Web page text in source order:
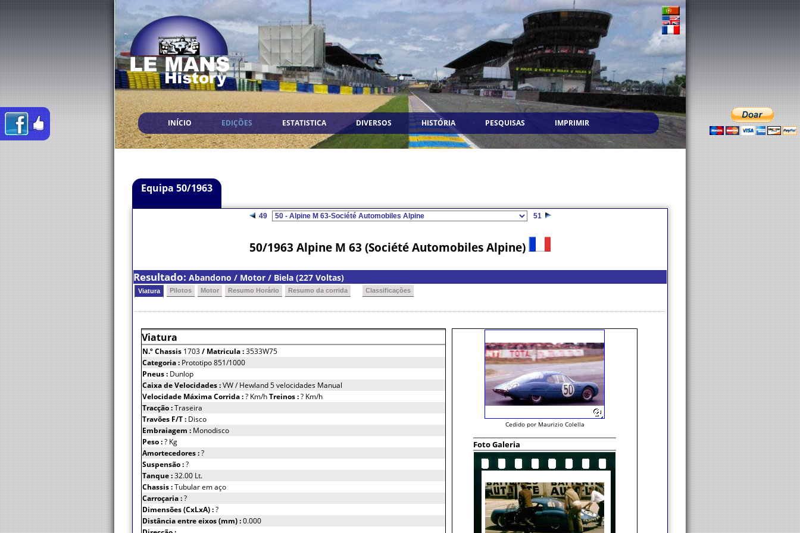
INÍCIO EDIÇÕES ESTATISTICA DIVERSOS HISTÓRIA PESQUISAS IMPRIMIR
Equipa 50/1963
49 51
50/1963 Alpine M 63 (Société Automobiles Alpine)
Resultado: Abandono / Motor / Biela (227 Voltas)
Viatura Pilotos Motor Resumo Horário Resumo da corrida Classificações
Viatura
N.º Chassis 1703/ Matricula :3533W75
Categoria : Prototipo 851/1000
Pneus : Dunlop
Caixa de Velocidades :VW / Hewland 5 velocidades Manual
Velocidade Máxima Corrida :? Km/hTreinos :? Km/h
Tracção :Traseira
Travões F/T : Disco
Embraiagem : Monodisco
Peso :? Kg
Amortecedores :?
Suspensão :?
Tanque :32.00 Lt.
Chassis :Tubular em aço
Carroçaria :?
Dimensões (CxLxA) :?
Distância entre eixos (mm) :0.000
Cedido por Maurizio Colella
Foto Galeria